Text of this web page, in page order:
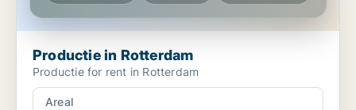
Productie in Rotterdam
Productie for rent in Rotterdam
Areal